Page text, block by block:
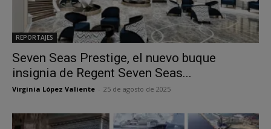
REPORTAJES
Seven Seas Prestige, el nuevo buque
insignia de Regent Seven Seas...
Virginia López Valiente 25 de agosto de 2025